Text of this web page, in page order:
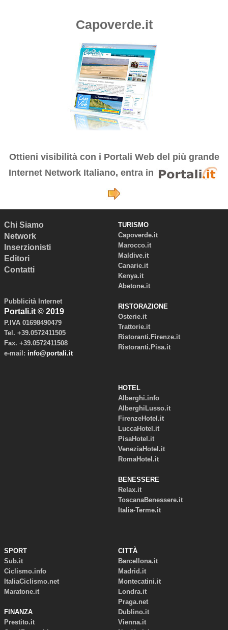
Capoverde.it
Ottieni visibilità con i Portali Web del più grande
Internet Network Italiano, entra in
Chi Siamo
Network
Inserzionisti
Editori
Contatti
Pubblicità Internet
Portali.it © 2019
P.IVA 01698490479
Tel. +39.0572411505
Fax. +39.0572411508
e-mail: info@portali.it
TURISMO
Capoverde.it
Marocco.it
Maldive.it
Canarie.it
Kenya.it
Abetone.it
RISTORAZIONE
Osterie.it
Trattorie.it
Ristoranti.Firenze.it
Ristoranti.Pisa.it
HOTEL
Alberghi.info
AlberghiLusso.it
FirenzeHotel.it
LuccaHotel.it
PisaHotel.it
VeneziaHotel.it
RomaHotel.it
BENESSERE
Relax.it
ToscanaBenessere.it
Italia-Terme.it
SPORT
Sub.it
Ciclismo.info
ItaliaCiclismo.net
Maratone.it
FINANZA
Prestito.it
CITTÀ
Barcellona.it
Madrid.it
Montecatini.it
Londra.it
Praga.net
Dublino.it
Vienna.it